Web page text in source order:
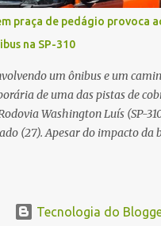
praça de pedágio provoca
na SP-310
um ônibus e um
de uma das pistas de
Washington Luís (SP-
(27). Apesar do impacto da
a uma falha técnica na praça
Tecnologia do